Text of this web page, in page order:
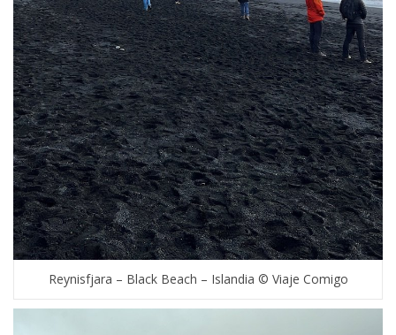
Reynisfjara – Black Beach – Islandia © Viaje Comigo